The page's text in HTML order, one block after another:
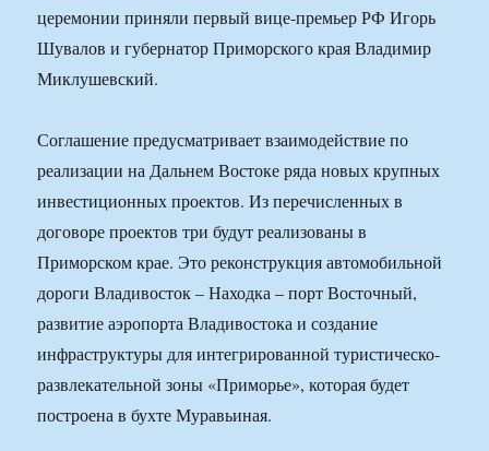
церемонии приняли первый вице-премьер РФ Игорь
Шувалов и губернатор Приморского края Владимир
Миклушевский.
Соглашение предусматривает взаимодействие по
реализации на Дальнем Востоке ряда новых крупных
инвестиционных проектов. Из перечисленных в
договоре проектов три будут реализованы в
Приморском крае. Это реконструкция автомобильной
дороги Владивосток – Находка – порт Восточный,
развитие аэропорта Владивостока и создание
инфраструктуры для интегрированной туристическо-
развлекательной зоны «Приморье», которая будет
построена в бухте Муравьиная.